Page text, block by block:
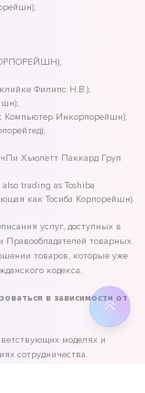
КОРПОРЕЙШН);
Филипс Н.В.);
Компьютер Инкорпорейшн);
Хьюлетт Паккард Груп
trading as Toshiba
как Тосиба Корпорейшн).
услуг, доступных в
товарных
товаров, которые уже
кодекса.
в зависимости от
моделях и
сотрудничества.